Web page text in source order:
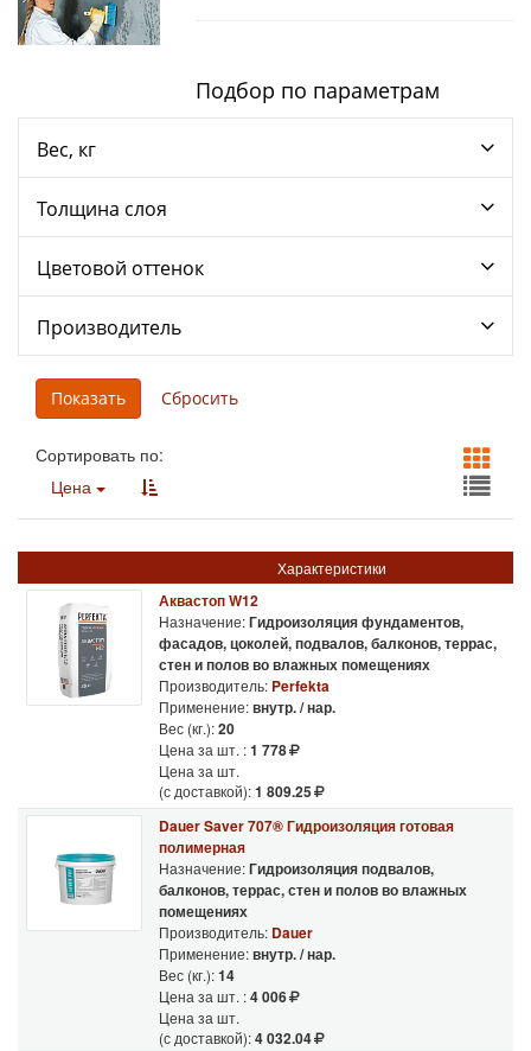
Подбор по параметрам
Вес, кг
Толщина слоя
Цветовой оттенок
Производитель
Сортировать по:
Цена
Характеристики
Аквастоп W12
Назначение:Гидроизоляция фундаментов,
фасадов, цоколей, подвалов, балконов, террас,
стен и полов во влажных помещениях
Производитель: Perfekta
Применение:внутр. / нар.
Вес (кг.):20
Цена за шт. :1 778
Цена за шт.
(с доставкой):1 809.25
Dauer Saver 707® Гидроизоляция готовая
полимерная
Назначение:Гидроизоляция подвалов,
балконов, террас, стен и полов во влажных
помещениях
Производитель: Dauer
Применение:внутр. / нар.
Вес (кг.):14
Цена за шт. :4 006
Цена за шт.
(с доставкой):4 032.04